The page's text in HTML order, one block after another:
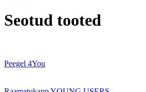
Seotud tooted
Peegel 4You